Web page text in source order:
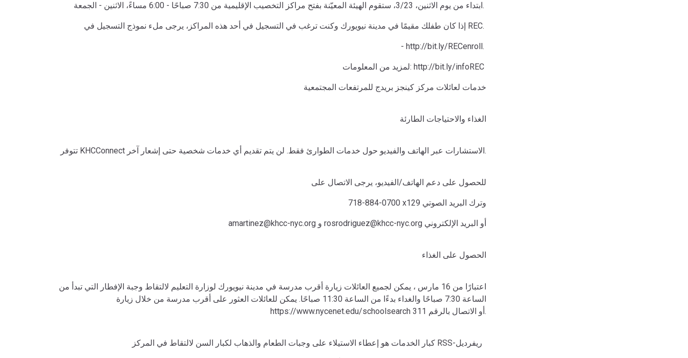
ابتداء من يوم الاثنين، 3/23، ستقوم الهيئة المعيّنة بفتح مراكز التخصيب الإقليمية من 7:30 صباحًا - 6:00 مساءً، الاثنين - الجمعة.
إذا كان طفلك مقيمًا في مدينة نيويورك وكنت ترغب في التسجيل في أحد هذه المراكز، يرجى ملء نموذج التسجيل في REC.
- http://bit.ly/RECenroll.
لمزيد من المعلومات: http://bit.ly/infoREC
خدمات لعائلات مركز كينجز بريدج للمرتفعات المجتمعية
الغذاء والاحتياجات الطارئة
تتوفر KHCConnect الاستشارات عبر الهاتف والفيديو حول خدمات الطوارئ فقط. لن يتم تقديم أي خدمات شخصية حتى إشعار آخر.
للحصول على دعم الهاتف/الفيديو، يرجى الاتصال على
718-884-0700 x129 وترك البريد الصوتي
amartinez@khcc-nyc.org و rosrodriguez@khcc-nyc.org أو البريد الإلكتروني
الحصول على الغذاء
اعتبارًا من 16 مارس ، يمكن لجميع العائلات زيارة أقرب مدرسة في مدينة نيويورك لوزارة التعليم لالتقاط وجبة الإفطار التي تبدأ من
الساعة 7:30 صباحًا والغداء بدءًا من الساعة 11:30 صباحًا. يمكن للعائلات العثور على أقرب مدرسة من خلال زيارة
https://www.nycenet.edu/schoolsearch أو الاتصال بالرقم 311.